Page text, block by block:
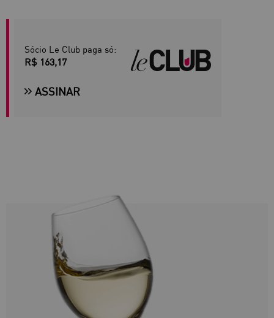
Sócio Le Club paga só:
R$ 163,17
ASSINAR